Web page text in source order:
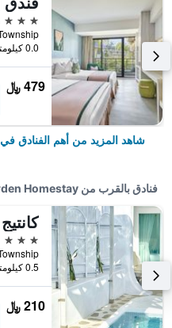
5 نجوم
0.0 كيلومتر عن وسط المدينة
479 ﷼
شاهد المزيد من أهم الفنادق في Hengchun Township
فنادق بالقرب من Rose Garden Homestay
3 نجوم
0.5 كيلومتر عن وسط المدينة
210 ﷼